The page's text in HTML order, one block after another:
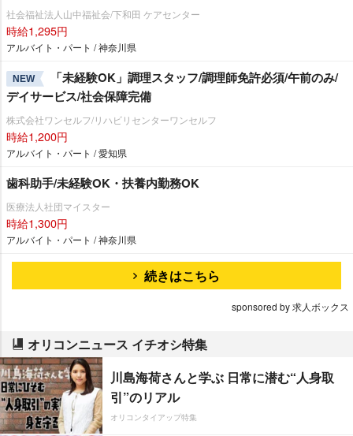
社会福祉法人山中福祉会/下和田 ケアセンター
時給1,295円
アルバイト・パート / 神奈川県
NEW
「未経験OK」調理スタッフ/調理師免許必須/午前のみ/
デイサービス/社会保障完備
株式会社ワンセルフ/リハビリセンターワンセルフ
時給1,200円
アルバイト・パート / 愛知県
歯科助手/未経験OK・扶養内勤務OK
医療法人社団マイスター
時給1,300円
アルバイト・パート / 神奈川県
続きはこちら
sponsored by 求人ボックス
オリコンニュース イチオシ特集
川島海荷さんと学ぶ 日常に潜む“人身取
引”のリアル
オリコンタイアップ特集